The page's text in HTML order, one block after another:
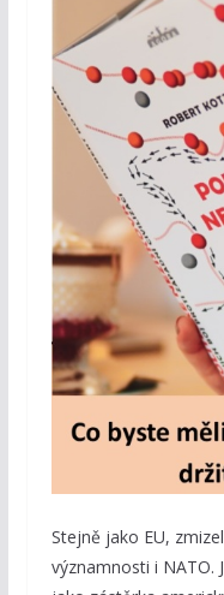
Stejně jako EU,
významnosti i NATO.